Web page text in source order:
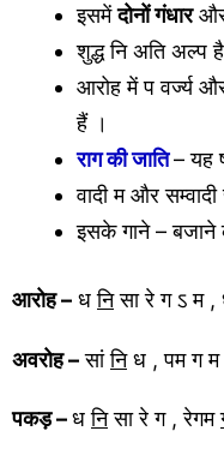
इसमेंदोनों गंधार
शुद्ध नि अति अल्प
आरोह में प वर्ज्य
हैं ।
राग की जाति– यह
वादी म और
इसके गाने – बजाने
आरोह – धनिसा रे ग ऽ म ,
अवरोह –सांनिध , पम ग
पकड़ –धनिसा रे ग , रेगम